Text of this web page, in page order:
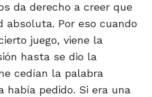
da derecho a creer que
absoluta. Por eso cuando
juego, viene la
hasta se dio la
cedían la palabra
había pedido. Si era una